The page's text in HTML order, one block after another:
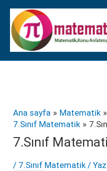
İçeriğe
atla
Ana sayfa Matematik
7.Sınıf Matematik
7.Sınıf
/ 7.Sınıf Matematik/
K
a
t
e
r
i
l
e